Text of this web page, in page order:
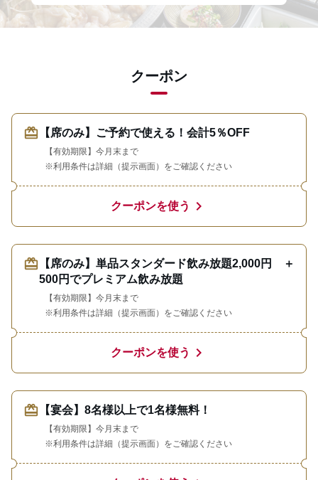
クーポン
redeem 【席のみ】ご予約で使える！会計5％OFF
【有効期限】今月末まで
※利用条件は詳細（提示画面）をご確認ください
クーポンを使う chevron_right
redeem 【席のみ】単品スタンダード飲み放題2,000円 ＋
500円でプレミアム飲み放題
【有効期限】今月末まで
※利用条件は詳細（提示画面）をご確認ください
クーポンを使う chevron_right
redeem 【宴会】8名様以上で1名様無料！
【有効期限】今月末まで
※利用条件は詳細（提示画面）をご確認ください